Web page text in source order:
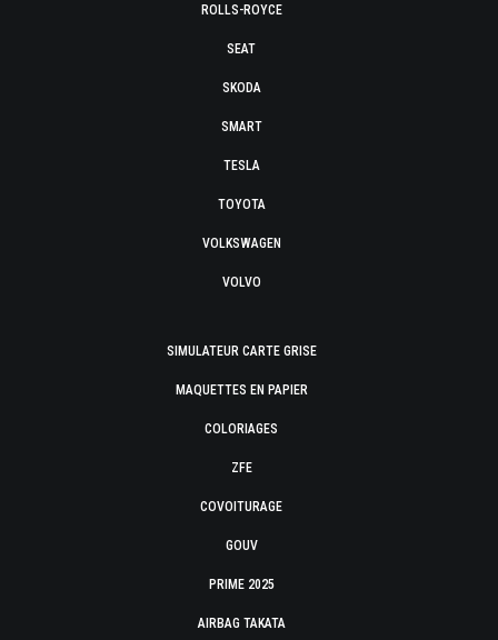
ROLLS-ROYCE
SEAT
SKODA
SMART
TESLA
TOYOTA
VOLKSWAGEN
VOLVO
SIMULATEUR CARTE GRISE
MAQUETTES EN PAPIER
COLORIAGES
ZFE
COVOITURAGE
GOUV
PRIME 2025
AIRBAG TAKATA